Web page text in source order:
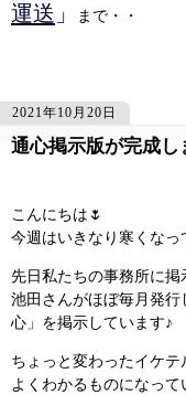
運送 」 まで・・
2021年10月20日
通心掲示版が完成し
こんにちは🌷
今週はいきなり寒くなっ
先日私たちの事務所に
池田さんがほぼ毎月発
心」を掲示しています♪
ちょっと変わったイケ
よくわかるものになっ